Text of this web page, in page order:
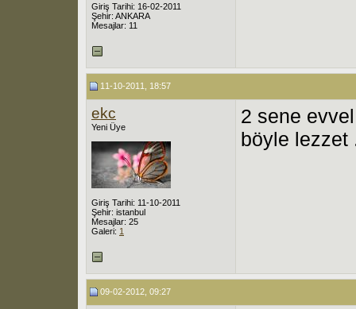
Giriş Tarihi: 16-02-2011
Şehir: ANKARA
Mesajlar: 11
11-10-2011, 18:57
ekc
Yeni Üye
Giriş Tarihi: 11-10-2011
Şehir: istanbul
Mesajlar: 25
Galeri: 1
2 sene evvel
böyle lezzet
09-02-2012, 09:27